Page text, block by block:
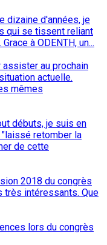
dizaine d'années, je
qui se tissent reliant
à ODENTH, un...
au prochain
actuelle.
mêmes
débuts, je suis en
retomber la
de cette
2018 du congrès
très intéressants. Que
lors du congrès